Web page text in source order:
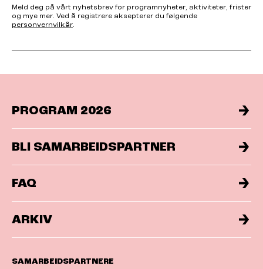
Meld deg på vårt nyhetsbrev for programnyheter, aktiviteter, frister
og mye mer. Ved å registrere aksepterer du følgende
personvernvilkår.
PROGRAM 2026
BLI SAMARBEIDSPARTNER
FAQ
ARKIV
SAMARBEIDSPARTNERE